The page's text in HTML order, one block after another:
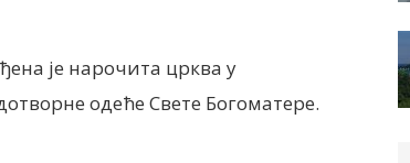
је нарочита црква у
одеће Свете Богоматере.